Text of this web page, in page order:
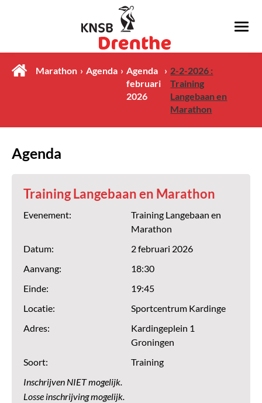
Marathon Agenda
Agenda
februari
2026
2-2-2026 :
Training
Langebaan en
Marathon
Agenda
Training Langebaan en Marathon
Evenement:
Training Langebaan en
Marathon
Datum:
2 februari 2026
Aanvang:
18:30
Einde:
19:45
Locatie:
Sportcentrum Kardinge
Adres:
Kardingeplein 1
Groningen
Soort:
Training
Inschrijven NIET mogelijk.
Losse inschrijving mogelijk.